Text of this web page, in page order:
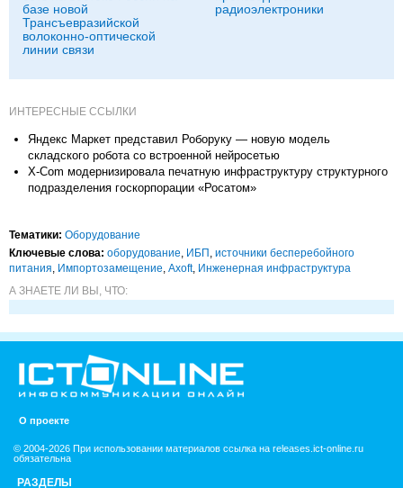
базе новой
Трансъевразийской
волоконно-оптической
линии связи
радиоэлектроники
ИНТЕРЕСНЫЕ ССЫЛКИ
Яндекс Маркет представил Роборуку — новую модель
складского робота со встроенной нейросетью
X-Com модернизировала печатную инфраструктуру структурного
подразделения госкорпорации «Росатом»
Тематики: Оборудование
Ключевые слова: оборудование, ИБП , источники бесперебойного
питания, Импорто­замещение, Axoft, Инженерная инфраструктура
А ЗНАЕТЕ ЛИ ВЫ, ЧТО:
О проекте
© 2004-2026 При использовании материалов ссылка на releases.ict-online.ru
обязательна
РАЗДЕЛЫ